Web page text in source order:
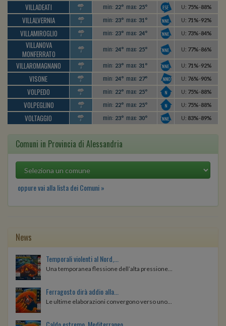
VILLADEATI min: 22° max: 25° U: 75%-88%
VILLALVERNIA min: 23° max: 31° U: 71%-92%
VILLAMIROGLIO min: 23° max: 24° U: 73%-84%
VILLANOVA
MONFERRATO
min: 24° max: 25° U: 77%-86%
VILLAROMAGNANO min: 23° max: 31° U: 71%-92%
VISONE min: 24° max: 27° U: 76%-90%
VOLPEDO min: 22° max: 25° U: 75%-88%
VOLPEGLINO min: 22° max: 25° U: 75%-88%
VOLTAGGIO min: 23° max: 30° U: 83%-89%
Comuni in Provincia di Alessandria
oppure vai alla lista dei Comuni »
News
Temporali violenti al Nord,...
Una temporanea flessione dell’alta pressione...
Ferragosto dirà addio alla...
Le ultime elaborazioni convergono verso uno...